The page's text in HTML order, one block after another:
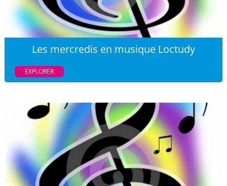
Les mercredis en musique Loctudy
EXPLORER